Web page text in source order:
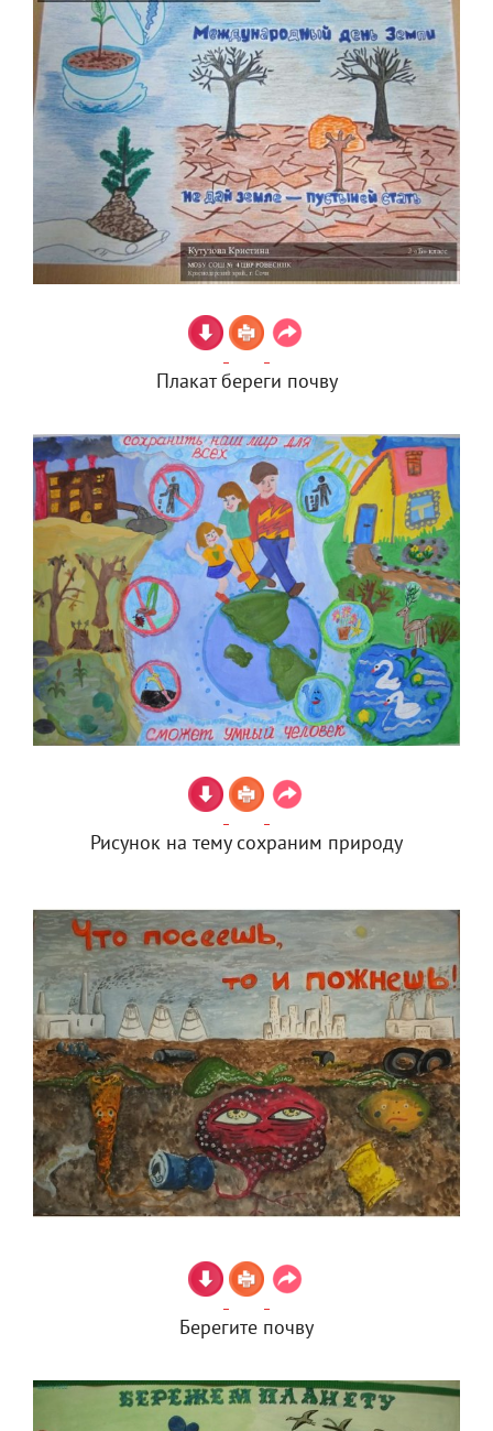
Плакат береги почву
Рисунок на тему сохраним природу
Берегите почву